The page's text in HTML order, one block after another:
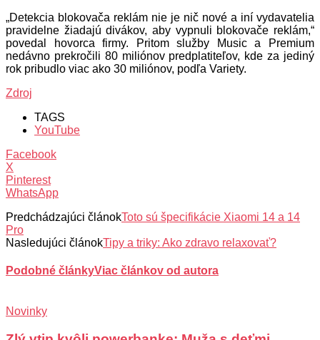
„Detekcia blokovača reklám nie je nič nové a iní vydavatelia
pravidelne žiadajú divákov, aby vypnuli blokovače reklám,“
povedal hovorca firmy. Pritom služby Music a Premium
nedávno prekročili 80 miliónov predplatiteľov, kde za jediný
rok pribudlo viac ako 30 miliónov, podľa Variety.
Zdroj
TAGS
YouTube
Facebook
X
Pinterest
WhatsApp
Predchádzajúci článokToto sú špecifikácie Xiaomi 14 a 14
Pro
Nasledujúci článokTipy a triky: Ako zdravo relaxovať?
Podobné článkyViac článkov od autora
Novinky